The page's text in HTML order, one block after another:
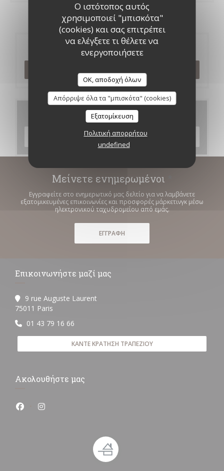
Ο ιστότοπος αυτός
χρησιμοποιεί "μπισκότα"
(cookies) και σας επιτρέπει
να ελέγξετε τι θέλετε να
ενεργοποιήσετε
OK, αποδοχή όλων
Απόρριψε όλα τα "μπισκότα" (cookies)
Εξατομίκευση
Πολιτική απορρήτου
undefined
Κράτηση
Μενού
ΑΝΑΚΑΛΎΨΤΕ ΤΟ ΜΕΝΟΎ ΜΑΣ
Μείνετε ενημερωμένοι
Εγγραφείτε στο ενημερωτικό μας δελτίο για να λαμβάνετε
εξατομικευμένες επικοινωνίες και προσφορές μάρκετινγκ μέσω
ηλεκτρονικού ταχυδρομείου από εμάς.
ΕΓΓΡΑΦΉ
Επικοινωνήστε μαζί μας
9 rue Auguste Laurent
75011 Paris
01 43 79 16 66
ΚΆΝΤΕ ΚΡΆΤΗΣΗ ΤΡΑΠΕΖΙΟΎ
Ακολουθήστε μας
Facebook ((ανοίγει σε νέο παράθυρο))
Instagram ((ανοίγει σε νέο παράθυρο))